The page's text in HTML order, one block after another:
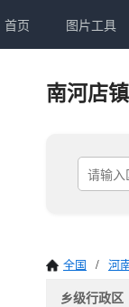
首页 图片工具
南河店
全国 / 河
乡级行政区